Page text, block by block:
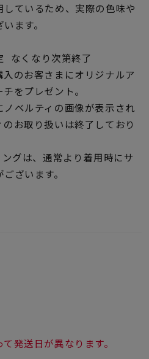
ありのみ すべて表示
ているため、実際の色味や
ます。
なくなり次第終了
のお客さまにオリジナルア
をプレゼント。
ベルティの画像が表示され
お取り扱いは終了しており
グは、通常より着用時にサ
ざいます。
発送日が異なります。